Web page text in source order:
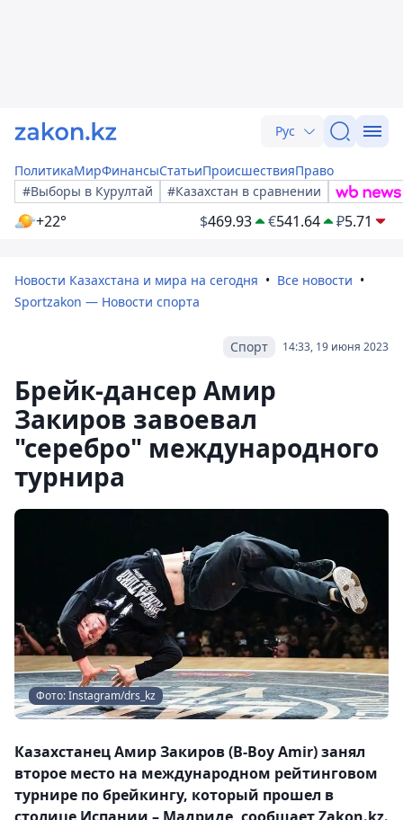
Рус
ПолитикаМирФинансыСтатьиПроисшествияПраво
#Выборы в Курултай
#Казахстан в сравнении
+22° $469.93 €541.64 ₽5.71
Новости Казахстана и мира на сегодня
Все новости
Sportzakon — Новости спорта
14:33, 19 июня 2023
Спорт
Брейк-дансер Амир
Закиров завоевал
"серебро" международного
турнира
Фото: Instagram/drs_kz
Казахстанец Амир Закиров (B-Boy Amir) занял
второе место на международном рейтинговом
турнире по брейкингу, который прошел в